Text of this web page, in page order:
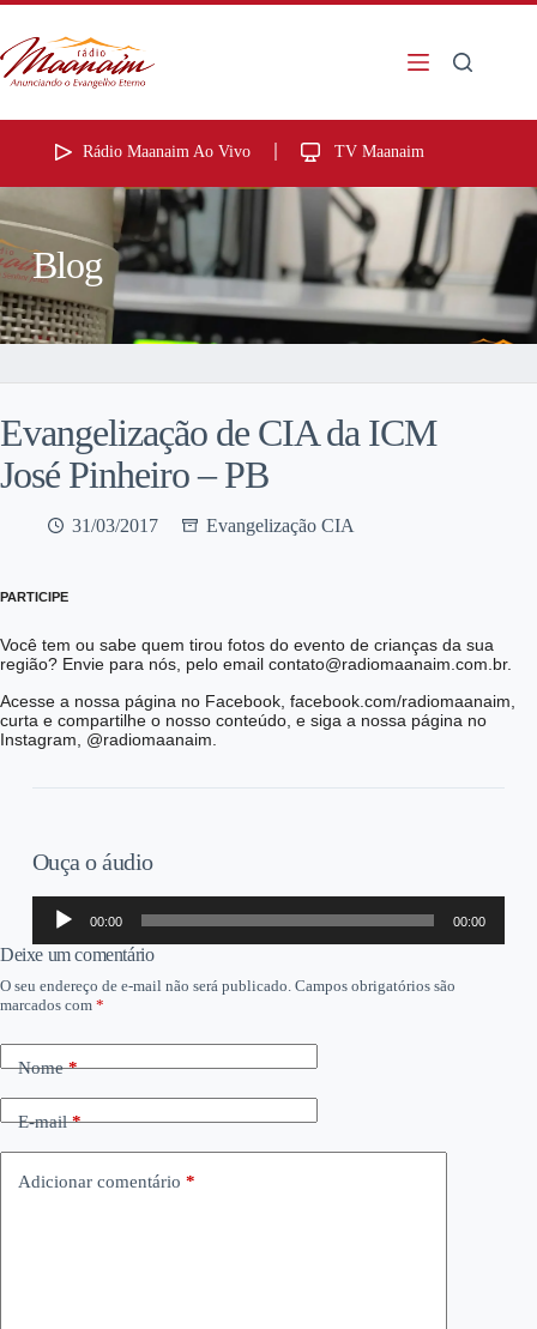
Rádio Maanaim Ao Vivo TV Maanaim
Blog
Evangelização de CIA da ICM
José Pinheiro – PB
31/03/2017 Evangelização CIA
PARTICIPE
Você tem ou sabe quem tirou fotos do evento de crianças da sua
região? Envie para nós, pelo email contato@radiomaanaim.com.br.
Acesse a nossa página no Facebook, facebook.com/radiomaanaim,
curta e compartilhe o nosso conteúdo, e siga a nossa página no
Instagram, @radiomaanaim.
Ouça o áudio
Tocador
áudio
00:00 00:00
Deixe um comentário
O seu endereço de e-mail não será publicado. Campos obrigatórios são
marcados com *
Nome*
E-mail*
Adicionar comentário *